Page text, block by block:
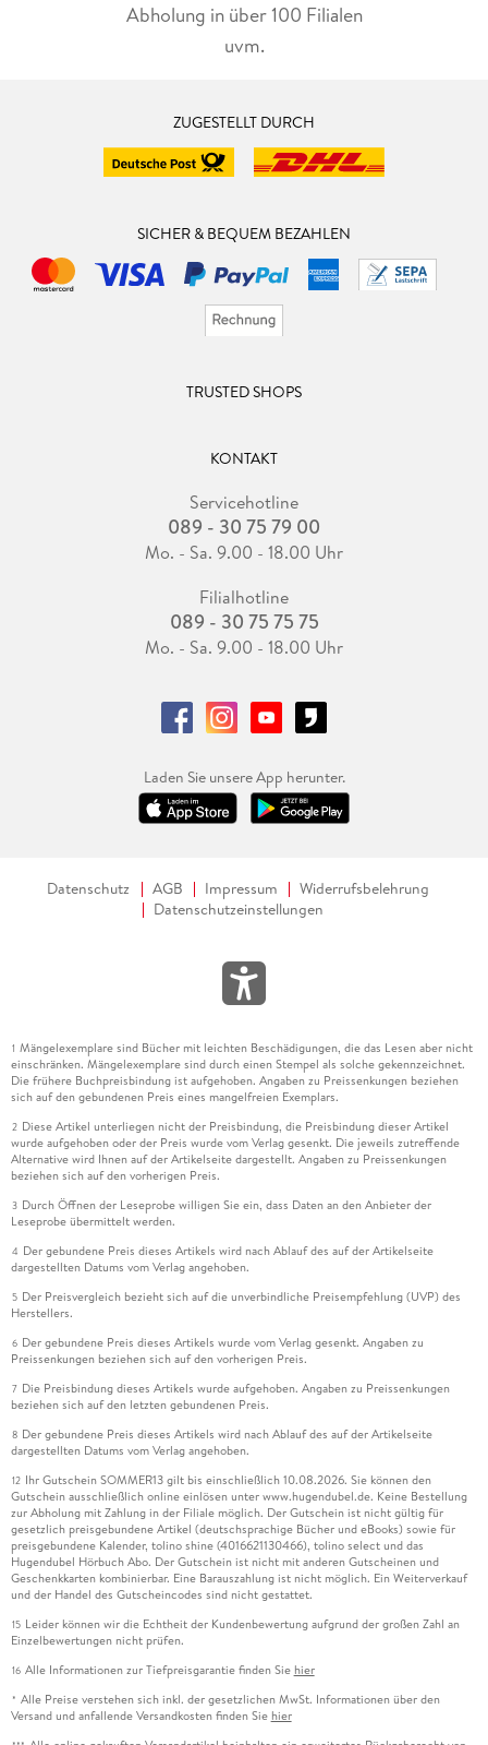
Abholung in über 100 Filialen
uvm.
ZUGESTELLT DURCH
SICHER & BEQUEM BEZAHLEN
TRUSTED SHOPS
KONTAKT
Servicehotline
089 - 30 75 79 00
Mo. - Sa. 9.00 - 18.00 Uhr
Filialhotline
089 - 30 75 75 75
Mo. - Sa. 9.00 - 18.00 Uhr
Laden Sie unsere App herunter.
Datenschutz AGB Impressum
Widerrufsbelehrung
Datenschutzeinstellungen
1 Mängelexemplare sind Bücher mit leichten Beschädigungen, die das Lesen aber nicht
einschränken. Mängelexemplare sind durch einen Stempel als solche gekennzeichnet.
Die frühere Buchpreisbindung ist aufgehoben. Angaben zu Preissenkungen beziehen
sich auf den gebundenen Preis eines mangelfreien Exemplars.
2 Diese Artikel unterliegen nicht der Preisbindung, die Preisbindung dieser Artikel
wurde aufgehoben oder der Preis wurde vom Verlag gesenkt. Die jeweils zutreffende
Alternative wird Ihnen auf der Artikelseite dargestellt. Angaben zu Preissenkungen
beziehen sich auf den vorherigen Preis.
3 Durch Öffnen der Leseprobe willigen Sie ein, dass Daten an den Anbieter der
Leseprobe übermittelt werden.
4 Der gebundene Preis dieses Artikels wird nach Ablauf des auf der Artikelseite
dargestellten Datums vom Verlag angehoben.
5 Der Preisvergleich bezieht sich auf die unverbindliche Preisempfehlung (UVP) des
Herstellers.
6 Der gebundene Preis dieses Artikels wurde vom Verlag gesenkt. Angaben zu
Preissenkungen beziehen sich auf den vorherigen Preis.
7 Die Preisbindung dieses Artikels wurde aufgehoben. Angaben zu Preissenkungen
beziehen sich auf den letzten gebundenen Preis.
8 Der gebundene Preis dieses Artikels wird nach Ablauf des auf der Artikelseite
dargestellten Datums vom Verlag angehoben.
12 Ihr Gutschein SOMMER13 gilt bis einschließlich 10.08.2026. Sie können den
Gutschein ausschließlich online einlösen unter www.hugendubel.de. Keine Bestellung
zur Abholung mit Zahlung in der Filiale möglich. Der Gutschein ist nicht gültig für
gesetzlich preisgebundene Artikel (deutschsprachige Bücher und eBooks) sowie für
preisgebundene Kalender, tolino shine (4016621130466), tolino select und das
Hugendubel Hörbuch Abo. Der Gutschein ist nicht mit anderen Gutscheinen und
Geschenkkarten kombinierbar. Eine Barauszahlung ist nicht möglich. Ein Weiterverkauf
und der Handel des Gutscheincodes sind nicht gestattet.
15 Leider können wir die Echtheit der Kundenbewertung aufgrund der großen Zahl an
Einzelbewertungen nicht prüfen.
16 Alle Informationen zur Tiefpreisgarantie finden Sie hier
* Alle Preise verstehen sich inkl. der gesetzlichen MwSt. Informationen über den
Versand und anfallende Versandkosten finden Sie hier